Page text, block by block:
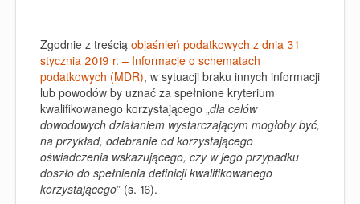
Zgodnie z treścią objaśnień podatkowych z dnia 31
stycznia 2019 r. – Informacje o schematach
podatkowych (MDR), w sytuacji braku innych informacji
lub powodów by uznać za spełnione kryterium
kwalifikowanego korzystającego „dla celów
dowodowych działaniem wystarczającym mogłoby być,
na przykład, odebranie od korzystającego
oświadczenia wskazującego, czy w jego przypadku
doszło do spełnienia definicji kwalifikowanego
korzystającego” (s. 16).